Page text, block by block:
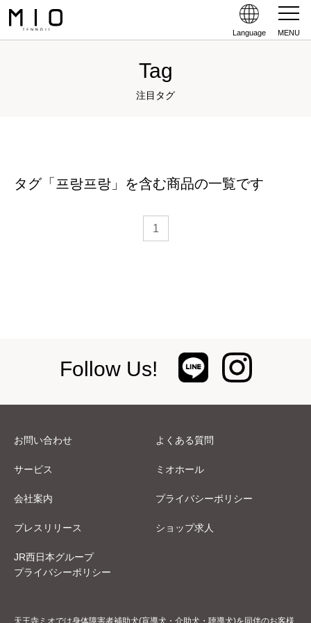
Language MENU
Tag
注目タグ
タグ「프랑프랑」を含む商品の一覧です
1
Follow Us!
お問い合わせ よくある質問
サービス ミオホール
会社案内 プライバシーポリシー
プレスリリース ショップ求人
JR西日本グループ
プライバシーポリシー
天王寺ミオでは身体障害者補助犬(盲導犬・介助犬・聴導犬)を同伴のお客様